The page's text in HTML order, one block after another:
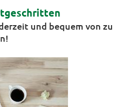
und bequem von zu